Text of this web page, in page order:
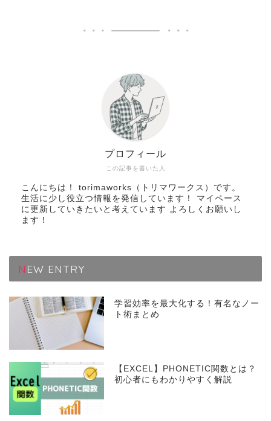
この記事を書いた人
プロフィール
こんにちは！ torimaworks（トリマワークス）です。
生活に少し役立つ情報を発信しています！ マイペース
に更新していきたいと考えています よろしくお願いし
ます！
NEW ENTRY
学習効率を最大化する！有名なノー
ト術まとめ
【EXCEL】PHONETIC関数とは？
初心者にもわかりやすく解説